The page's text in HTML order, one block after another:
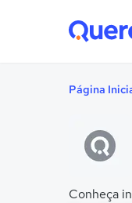
Página
Conheça